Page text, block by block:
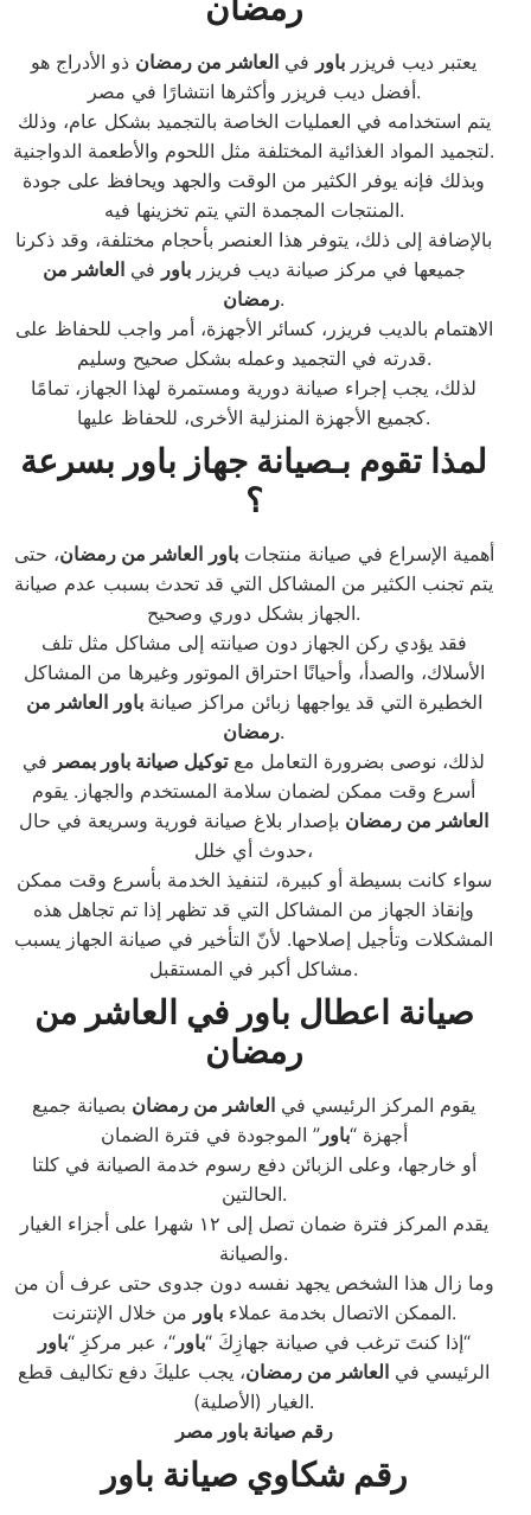
رمضان
يعتبر ديب فريزر باور في العاشر من رمضان ذو الأدراج هو
أفضل ديب فريزر وأكثرها انتشارًا في مصر.
يتم استخدامه في العمليات الخاصة بالتجميد بشكل عام، وذلك
لتجميد المواد الغذائية المختلفة مثل اللحوم والأطعمة الدواجنية.
وبذلك فإنه يوفر الكثير من الوقت والجهد ويحافظ على جودة
المنتجات المجمدة التي يتم تخزينها فيه.
بالإضافة إلى ذلك، يتوفر هذا العنصر بأحجام مختلفة، وقد ذكرنا
جميعها في مركز صيانة ديب فريزرباور فيالعاشر من
رمضان.
الاهتمام بالديب فريزر، كسائر الأجهزة، أمر واجب للحفاظ على
قدرته في التجميد وعمله بشكل صحيح وسليم.
لذلك، يجب إجراء صيانة دورية ومستمرة لهذا الجهاز، تمامًا
كجميع الأجهزة المنزلية الأخرى، للحفاظ عليها.
لمذا تقوم بـصيانة جهاز باور بسرعة
؟
أهمية الإسراع في صيانة منتجاتباور العاشر من رمضان، حتى
يتم تجنب الكثير من المشاكل التي قد تحدث بسبب عدم صيانة
الجهاز بشكل دوري وصحيح.
فقد يؤدي ركن الجهاز دون صيانته إلى مشاكل مثل تلف
الأسلاك، والصدأ، وأحيانًا احتراق الموتور وغيرها من المشاكل
الخطيرة التي قد يواجهها زبائن مراكز صيانةباور العاشر من
رمضان.
لذلك، نوصى بضرورة التعامل معتوكيل صيانة باور بمصر في
أسرع وقت ممكن لضمان سلامة المستخدم والجهاز. يقوم
العاشر من رمضان بإصدار بلاغ صيانة فورية وسريعة في حال
حدوث أي خلل،
سواء كانت بسيطة أو كبيرة، لتنفيذ الخدمة بأسرع وقت ممكن
وإنقاذ الجهاز من المشاكل التي قد تظهر إذا تم تجاهل هذه
المشكلات وتأجيل إصلاحها. لأنّ التأخير في صيانة الجهاز يسبب
مشاكل أكبر في المستقبل.
صيانة اعطال باور في العاشر من
رمضان
يقوم المركز الرئيسي في العاشر من رمضان بصيانة جميع
أجهزة “باور” الموجودة في فترة الضمان
أو خارجها، وعلى الزبائن دفع رسوم خدمة الصيانة في كلتا
الحالتين.
يقدم المركز فترة ضمان تصل إلى ١٢ شهرا على أجزاء الغيار
والصيانة.
وما زال هذا الشخص يجهد نفسه دون جدوى حتى عرف أن من
الممكن الاتصال بخدمة عملاءباور
من خلال الإنترنت.
إذا كنتَ ترغب في صيانة جهازِكَ “باور“، عبر مركزِ “باور
“
الرئيسي في العاشر من رمضان، يجب عليكَ دفع تكاليف قطع
الغيار (الأصلية).
رقم صيانة باور مصر
رقم شكاوي صيانة باور